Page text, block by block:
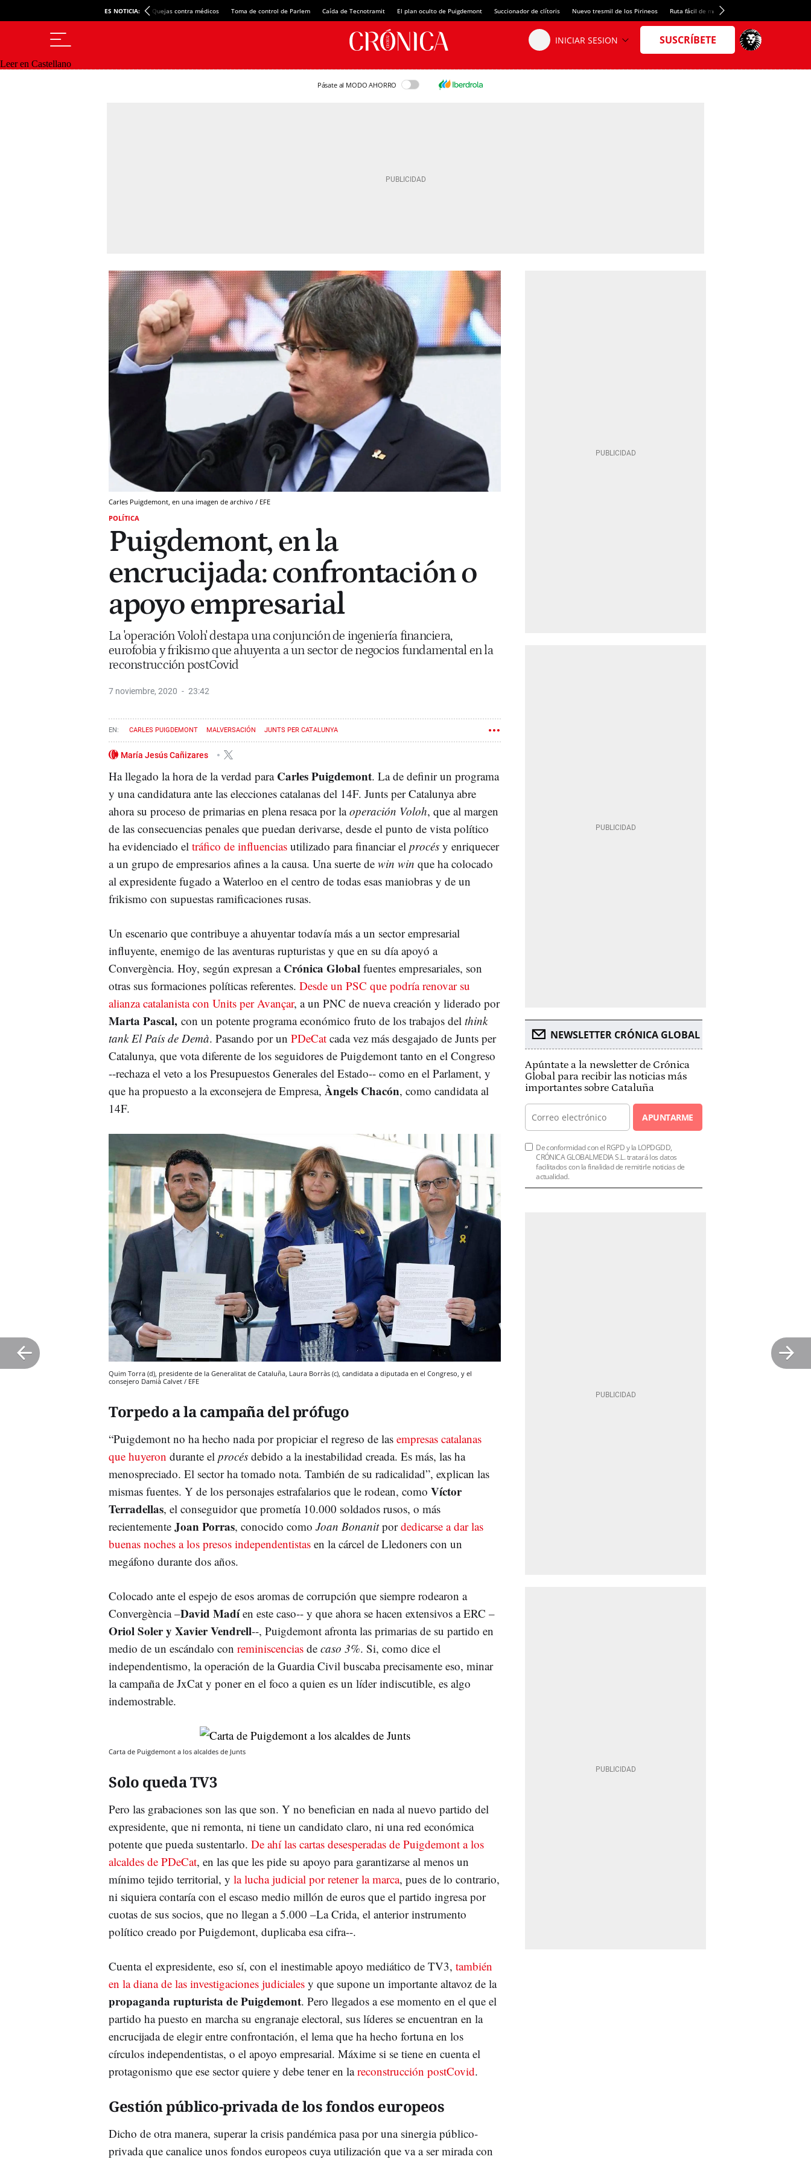
ES NOTICIA: Quejas contra médicos Toma de control de Parlem Caída de Tecnotramit El plan oculto de Puigdemont Succionador de clítoris Nuevo tresmil de los Pirineos Ruta fácil de montaña
Leer en Castellano
Pásate al MODO AHORRO
Carles Puigdemont, en una imagen de archivo / EFE
POLÍTICA
Puigdemont, en la
encrucijada: confrontación o
apoyo empresarial
La 'operación Voloh' destapa una conjunción de ingeniería financiera,
eurofobia y frikismo que ahuyenta a un sector de negocios fundamental en la
reconstrucción postCovid
7 noviembre, 2020 23:42
CARLES PUIGDEMONT MALVERSACIÓN JUNTS PER CATALUNYA
María Jesús Cañizares
Ha llegado la hora de la verdad para Carles Puigdemont. La de definir un programa
y una candidatura ante las elecciones catalanas del 14F. Junts per Catalunya abre
ahora su proceso de primarias en plena resaca por laoperación Voloh, que al margen
de las consecuencias penales que puedan derivarse, desde el punto de vista político
ha evidenciado el tráfico de influencias utilizado para financiar el procés y enriquecer
a un grupo de empresarios afines a la causa. Una suerte de win win que ha colocado
al expresidente fugado a Waterloo en el centro de todas esas maniobras y de un
frikismo con supuestas ramificaciones rusas.
Un escenario que contribuye a ahuyentar todavía más a un sector empresarial
influyente, enemigo de las aventuras rupturistas y que en su día apoyó a
Convergència. Hoy, según expresan a Crónica Global fuentes empresariales, son
otras sus formaciones políticas referentes. Desde un PSC que podría renovar su
alianza catalanista con Units per Avançar, a un PNC de nueva creación y liderado por
Marta Pascal, con un potente programa económico fruto de los trabajos del think
tank El País de Demà. Pasando por un PDeCat cada vez más desgajado de Junts per
Catalunya, que vota diferente de los seguidores de Puigdemont tanto en el Congreso
--rechaza el veto a los Presupuestos Generales del Estado-- como en el Parlament, y
que ha propuesto a la exconsejera de Empresa, Àngels Chacón, como candidata al
14F.
Quim Torra (d), presidente de la Generalitat de Cataluña, Laura Borràs (c), candidata a diputada en el Congreso, y el
consejero Damià Calvet / EFE
Torpedo a la campaña del prófugo
“Puigdemont no ha hecho nada por propiciar el regreso de las empresas catalanas
que huyeron durante el procés debido a la inestabilidad creada. Es más, las ha
menospreciado. El sector ha tomado nota. También de su radicalidad”, explican las
mismas fuentes. Y de los personajes estrafalarios que le rodean, como Víctor
Terradellas, el conseguidor que prometía 10.000 soldados rusos, o más
recientemente Joan Porras, conocido como Joan Bonanitpordedicarse a dar las
buenas noches a los presos independentistas en la cárcel de Lledoners con un
megáfono durante dos años.
Colocado ante el espejo de esos aromas de corrupción que siempre rodearon a
Convergència –David Madíen este caso-- y que ahora se hacen extensivos a ERC –
Oriol Soler y Xavier Vendrell--, Puigdemont afronta las primarias de su partido en
medio de un escándalo con reminiscencias de caso 3%. Si, como dice el
independentismo, la operación de la Guardia Civil buscaba precisamente eso, minar
la campaña de JxCat y poner en el foco a quien es un líder indiscutible, es algo
indemostrable.
Carta de Puigdemont a los alcaldes de Junts
Solo queda TV3
Pero las grabaciones son las que son. Y no benefician en nada al nuevo partido del
expresidente, que ni remonta, ni tiene un candidato claro, ni una red económica
potente que pueda sustentarlo. De ahí las cartas desesperadas de Puigdemont a los
alcaldes de PDeCat, en las que les pide su apoyo para garantizarse al menos un
mínimo tejido territorial, y la lucha judicial por retener la marca, pues de lo contrario,
ni siquiera contaría con el escaso medio millón de euros que el partido ingresa por
cuotas de sus socios, que no llegan a 5.000 –La Crida, el anterior instrumento
político creado por Puigdemont, duplicaba esa cifra--.
Cuenta el expresidente, eso sí, con el inestimable apoyo mediático de TV3, también
en la diana de las investigaciones judiciales y que supone un importante altavoz de la
propaganda rupturista de Puigdemont. Pero llegados a ese momento en el que el
partido ha puesto en marcha su engranaje electoral, sus líderes se encuentran en la
encrucijada de elegir entre confrontación, el lema que ha hecho fortuna en los
círculos independentistas, o el apoyo empresarial. Máxime si se tiene en cuenta el
protagonismo que ese sector quiere y debe tener en lareconstrucción postCovid.
Gestión público-privada de los fondos europeos
Dicho de otra manera, superar la crisis pandémica pasa por una sinergia público-
privada que canalice unos fondos europeos cuya utilización que va a ser mirada con
NEWSLETTER CRÓNICA GLOBAL
Apúntate a la newsletter de Crónica
Global para recibir las noticias más
importantes sobre Cataluña
APUNTARME
De conformidad con el RGPD y la LOPDGDD,
CRÓNICA GLOBALMEDIA S.L. tratará los datos
facilitados con la finalidad de remitirle noticias de
actualidad.